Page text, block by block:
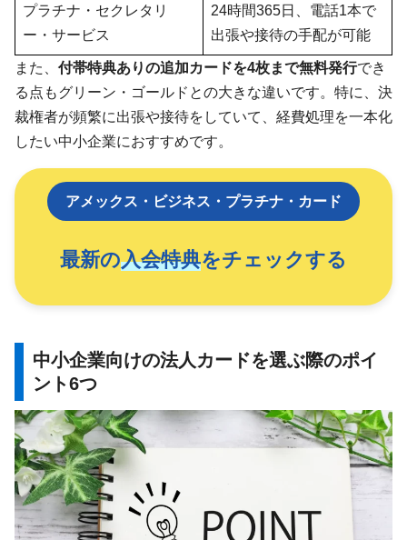
プラチナ・セクレタリ
ー・サービス
24時間365日、電話1本で
出張や接待の手配が可能
また、 付帯特典ありの追加カードを4枚まで無料発行でき
る点もグリーン・ゴールドとの大きな違いです。特に、決
裁権者が頻繁に出張や接待をしていて、経費処理を一本化
したい中小企業におすすめです。
アメックス・ビジネス・プラチナ・カード
最新の入会特典をチェックする
中小企業向けの法人カードを選ぶ際のポイ
ント6つ